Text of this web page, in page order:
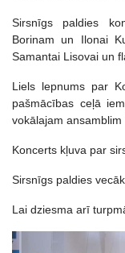
Sirsnīgs paldies
Borinam un Ilonai
Samantai Lisovai un
Liels lepnums par
pašmācības ceļā
vokālajam ansamblim
Koncerts kļuva par
Sirsnīgs paldies
Lai dziesma arī